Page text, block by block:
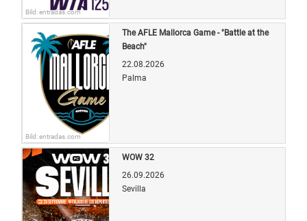
Bild: entradas.com
Bild: entradas.com
The AFLE Mallorca Game - "Battle at the
Beach"
22.08.2026
Palma
WOW 32
26.09.2026
Sevilla